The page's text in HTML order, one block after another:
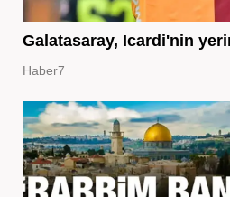
Galatasaray, Icardi'nin
Haber7